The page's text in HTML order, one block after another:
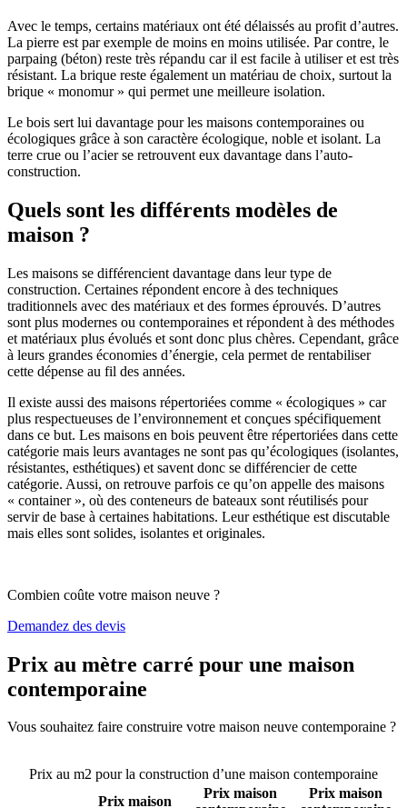
Avec le temps, certains matériaux ont été délaissés au profit d’autres.
La pierre est par exemple de moins en moins utilisée. Par contre, le
parpaing (béton) reste très répandu car il est facile à utiliser et est très
résistant. La brique reste également un matériau de choix, surtout la
brique « monomur » qui permet une meilleure isolation.
Le bois sert lui davantage pour les maisons contemporaines ou
écologiques grâce à son caractère écologique, noble et isolant. La
terre crue ou l’acier se retrouvent eux davantage dans l’auto-
construction.
Quels sont les différents modèles de
maison ?
Les maisons se différencient davantage dans leur type de
construction. Certaines répondent encore à des techniques
traditionnels avec des matériaux et des formes éprouvés. D’autres
sont plus modernes ou contemporaines et répondent à des méthodes
et matériaux plus évolués et sont donc plus chères. Cependant, grâce
à leurs grandes économies d’énergie, cela permet de rentabiliser
cette dépense au fil des années.
Il existe aussi des maisons répertoriées comme « écologiques » car
plus respectueuses de l’environnement et conçues spécifiquement
dans ce but. Les maisons en bois peuvent être répertoriées dans cette
catégorie mais leurs avantages ne sont pas qu’écologiques (isolantes,
résistantes, esthétiques) et savent donc se différencier de cette
catégorie. Aussi, on retrouve parfois ce qu’on appelle des maisons
« container », où des conteneurs de bateaux sont réutilisés pour
servir de base à certaines habitations. Leur esthétique est discutable
mais elles sont solides, isolantes et originales.
Combien coûte votre maison neuve ?
Demandez des devis
Prix au mètre carré pour une maison
contemporaine
Vous souhaitez faire construire votre maison neuve contemporaine ?
Prix au m2 pour la construction d’une maison contemporaine
Prix maison
Prix maison
Prix maison